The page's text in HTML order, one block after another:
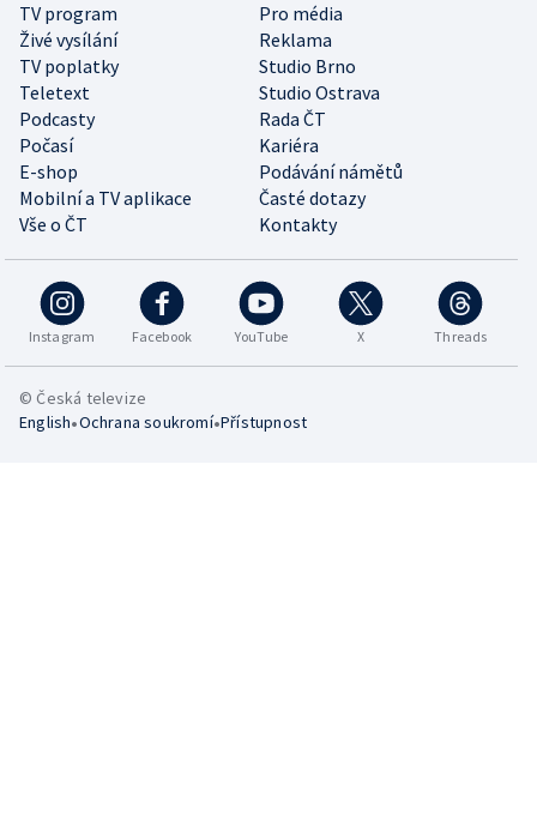
TV program
Pro média
Živé vysílání
Reklama
TV poplatky
Studio Brno
Teletext
Studio Ostrava
Podcasty
Rada ČT
Počasí
Kariéra
E-shop
Podávání námětů
Mobilní a TV aplikace
Časté dotazy
Vše o ČT
Kontakty
Instagram Facebook YouTube X Threads
© Česká televize
English•Ochrana soukromí•Přístupnost